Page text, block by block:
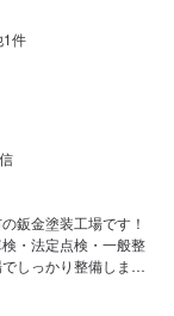
1件
鈑金塗装工場です！
・法定点検・一般整
しっかり整備しま